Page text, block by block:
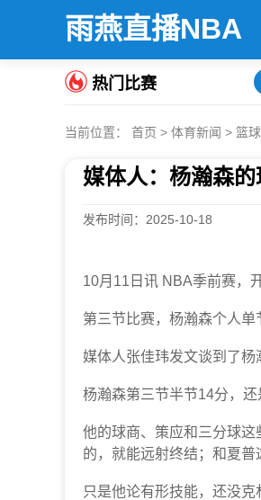
雨燕直播NBA
热门比赛
当前位置： 首页 > 体育新闻 > 篮
媒体人：杨瀚森
发布时间：2025-10-18
10月11日讯 NBA季前赛，
第三节比赛，杨瀚森个人单
媒体人张佳玮发文谈到了杨
杨瀚森第三节半节14分，
他的球商、策应和三分球
的，就能远射终结；和夏普
只是他论有形技能，还没克